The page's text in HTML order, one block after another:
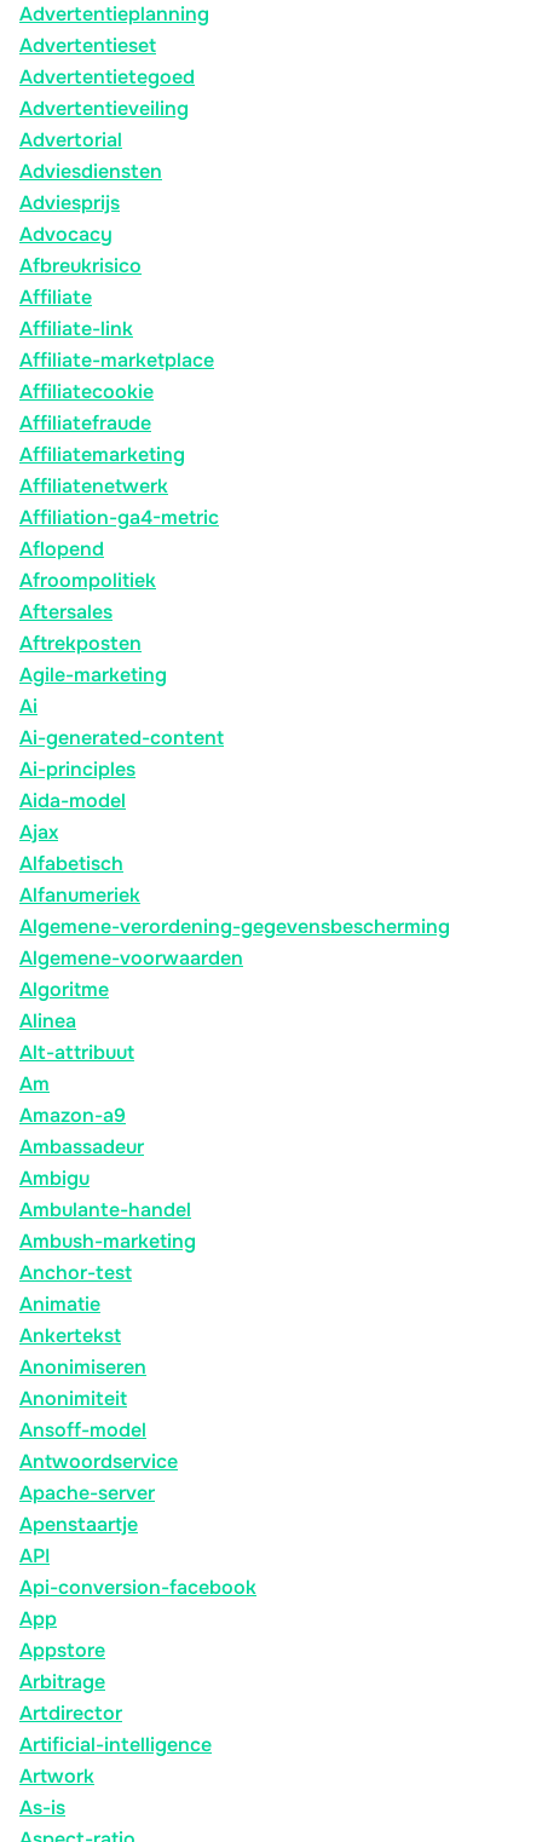
Advertentieplanning
Advertentieset
Advertentietegoed
Advertentieveiling
Advertorial
Adviesdiensten
Adviesprijs
Advocacy
Afbreukrisico
Affiliate
Affiliate-link
Affiliate-marketplace
Affiliatecookie
Affiliatefraude
Affiliatemarketing
Affiliatenetwerk
Affiliation-ga4-metric
Aflopend
Afroompolitiek
Aftersales
Aftrekposten
Agile-marketing
Ai
Ai-generated-content
Ai-principles
Aida-model
Ajax
Alfabetisch
Alfanumeriek
Algemene-verordening-gegevensbescherming
Algemene-voorwaarden
Algoritme
Alinea
Alt-attribuut
Am
Amazon-a9
Ambassadeur
Ambigu
Ambulante-handel
Ambush-marketing
Anchor-test
Animatie
Ankertekst
Anonimiseren
Anonimiteit
Ansoff-model
Antwoordservice
Apache-server
Apenstaartje
API
Api-conversion-facebook
App
Appstore
Arbitrage
Artdirector
Artificial-intelligence
Artwork
As-is